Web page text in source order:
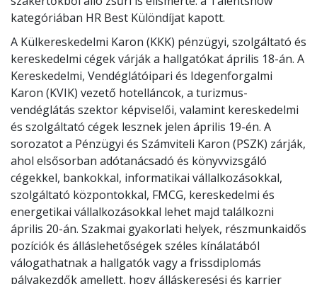
kategóriában HR Best Különdíjat kapott.
A Külkereskedelmi Karon (KKK) pénzügyi, szolgáltató és
kereskedelmi cégek várják a hallgatókat április 18-án. A
Kereskedelmi, Vendéglátóipari és Idegenforgalmi
Karon (KVIK) vezető hotelláncok, a turizmus-
vendéglátás szektor képviselői, valamint kereskedelmi
és szolgáltató cégek lesznek jelen április 19-én. A
sorozatot a Pénzügyi és Számviteli Karon (PSZK) zárják,
ahol elsősorban adótanácsadó és könyvvizsgáló
cégekkel, bankokkal, informatikai vállalkozásokkal,
szolgáltató központokkal, FMCG, kereskedelmi és
energetikai vállalkozásokkal lehet majd találkozni
április 20-án. Szakmai gyakorlati helyek, részmunkaidős
pozíciók és álláslehetőségek széles kínálatából
válogathatnak a hallgatók vagy a frissdiplomás
pályakezdők amellett, hogy álláskeresési és karrier